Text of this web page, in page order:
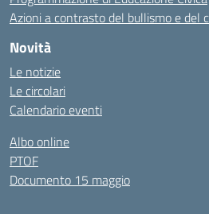
Azioni a contrasto del bullismo e del
Novità
Le notizie
Le circolari
Calendario eventi
Albo online
PTOF
Documento 15 maggio